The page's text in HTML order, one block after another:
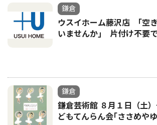
鎌倉
ウスイホーム藤沢店 ｢空
いませんか｣ 片付け不要
鎌倉
鎌倉芸術館 ８月１日（土
どもてんらん会｢ささめや